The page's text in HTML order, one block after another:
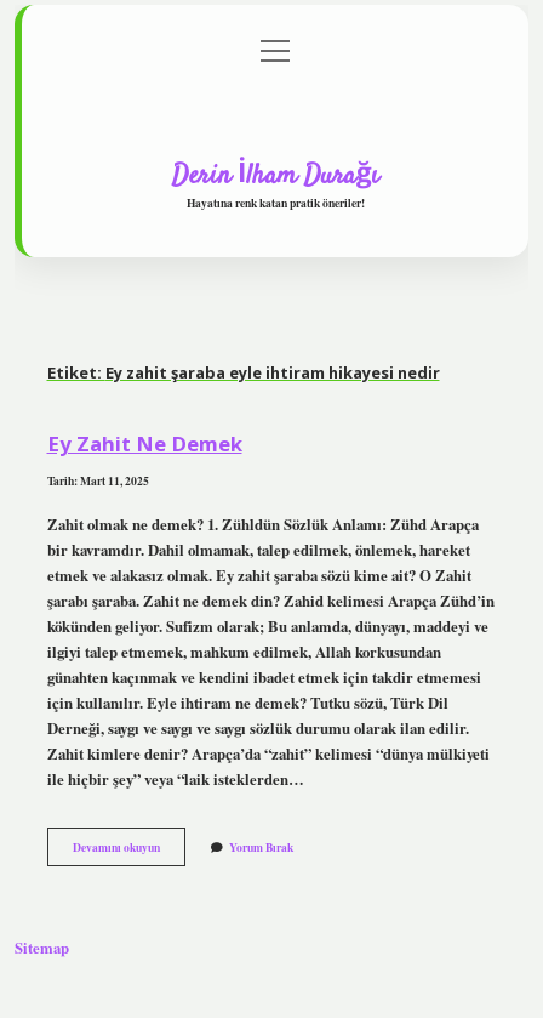
Gizlilik Politikası
menüyü
aç
Derin İlham Durağı
Hayatına renk katan pratik öneriler!
Etiket: Ey zahit şaraba eyle ihtiram hikayesi nedir
Ey Zahit Ne Demek
Tarih: Mart 11, 2025
Zahit olmak ne demek? 1. Zühldün Sözlük Anlamı: Zühd Arapça
bir kavramdır. Dahil olmamak, talep edilmek, önlemek, hareket
etmek ve alakasız olmak. Ey zahit şaraba sözü kime ait? O Zahit
şarabı şaraba. Zahit ne demek din? Zahid kelimesi Arapça Zühd’in
kökünden geliyor. Sufizm olarak; Bu anlamda, dünyayı, maddeyi ve
ilgiyi talep etmemek, mahkum edilmek, Allah korkusundan
günahten kaçınmak ve kendini ibadet etmek için takdir etmemesi
için kullanılır. Eyle ihtiram ne demek? Tutku sözü, Türk Dil
Derneği, saygı ve saygı ve saygı sözlük durumu olarak ilan edilir.
Zahit kimlere denir? Arapça’da “zahit” kelimesi “dünya mülkiyeti
ile hiçbir şey” veya “laik isteklerden…
Devamını okuyunEy
Zahit
Yorum Bırak
Sitemap